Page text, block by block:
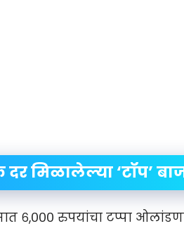
दर मिळालेल्या ‘टॉप’
६,००० रुपयांचा टप्पा